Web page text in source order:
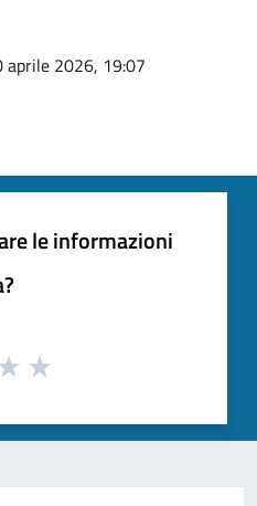
aprile 2026, 19:07
le informazioni